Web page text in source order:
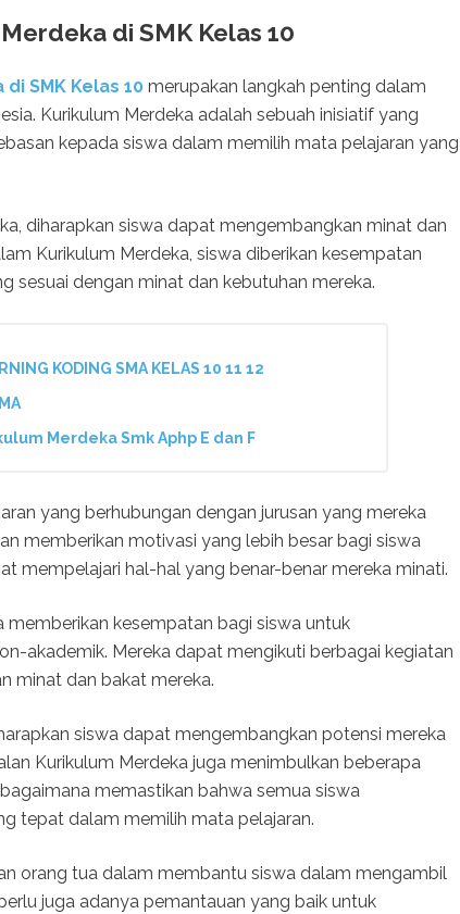
di SMK Kelas 10
SMK Kelas 10 merupakan langkah penting dalam
Kurikulum Merdeka adalah sebuah inisiatif yang
kepada siswa dalam memilih mata pelajaran yang
diharapkan siswa dapat mengembangkan minat dan
Kurikulum Merdeka, siswa diberikan kesempatan
sesuai dengan minat dan kebutuhan mereka.
KODING SMA KELAS 10 11 12
Merdeka Smk Aphp E dan F
yang berhubungan dengan jurusan yang mereka
memberikan motivasi yang lebih besar bagi siswa
mempelajari hal-hal yang benar-benar mereka minati.
memberikan kesempatan bagi siswa untuk
akademik. Mereka dapat mengikuti berbagai kegiatan
minat dan bakat mereka.
siswa dapat mengembangkan potensi mereka
Kurikulum Merdeka juga menimbulkan beberapa
memastikan bahwa semua siswa
tepat dalam memilih mata pelajaran.
orang tua dalam membantu siswa dalam mengambil
juga adanya pemantauan yang baik untuk